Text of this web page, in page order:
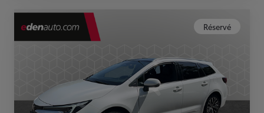
Réservé